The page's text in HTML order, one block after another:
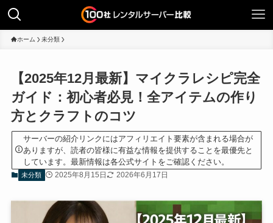
ホーム 未分類
【2025年12月最新】マイクラレシピ完全
ガイド：初心者必見！全アイテムの作り
方とクラフトのコツ
サーバーの紹介リンクにはアフィリエイト要素が含まれる場合が
ありますが、読者の皆様に有益な情報を提供することを最優先と
しています。最新情報は各公式サイトをご確認ください。
未分類 2025年8月15日 2026年6月17日